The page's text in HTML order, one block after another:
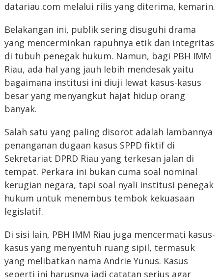
datariau.com melalui rilis yang diterima, kemarin.
Belakangan ini, publik sering disuguhi drama
yang mencerminkan rapuhnya etik dan integritas
di tubuh penegak hukum. Namun, bagi PBH IMM
Riau, ada hal yang jauh lebih mendesak yaitu
bagaimana institusi ini diuji lewat kasus-kasus
besar yang menyangkut hajat hidup orang
banyak.
Salah satu yang paling disorot adalah lambannya
penanganan dugaan kasus SPPD fiktif di
Sekretariat DPRD Riau yang terkesan jalan di
tempat. Perkara ini bukan cuma soal nominal
kerugian negara, tapi soal nyali institusi penegak
hukum untuk menembus tembok kekuasaan
legislatif.
Di sisi lain, PBH IMM Riau juga mencermati kasus-
kasus yang menyentuh ruang sipil, termasuk
yang melibatkan nama Andrie Yunus. Kasus
seperti ini harusnya jadi catatan serius agar